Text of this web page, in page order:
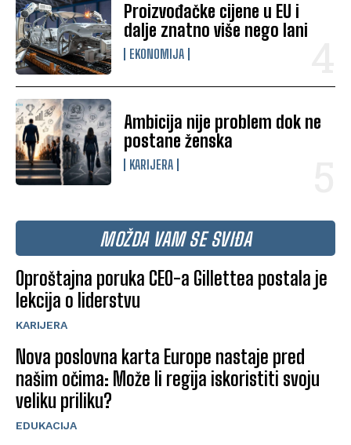
Proizvođačke cijene u EU i
dalje znatno više nego lani
EKONOMIJA
Ambicija nije problem dok ne
postane ženska
KARIJERA
MOŽDA VAM SE SVIĐA
Oproštajna poruka CEO-a Gillettea postala je
lekcija o liderstvu
KARIJERA
Nova poslovna karta Europe nastaje pred
našim očima: Može li regija iskoristiti svoju
veliku priliku?
EDUKACIJA